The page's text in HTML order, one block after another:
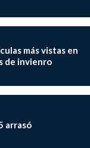
más vistas en
de invienro
arrasó